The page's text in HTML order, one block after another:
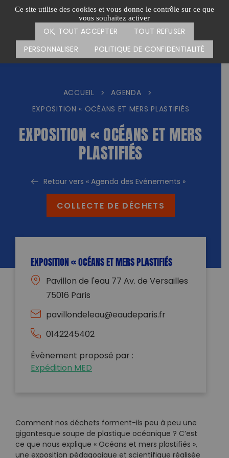
Ce site utilise des cookies et vous donne le contrôle sur ce que
vous souhaitez activer
OK, TOUT ACCEPTER
TOUT REFUSER
PERSONNALISER
POLITIQUE DE CONFIDENTIALITÉ
Passer
Menu
CARTE DES ACTIONS FAIRE UN DON
ACCUEIL > AGENDA
>
EXPOSITION « OCÉANS ET MERS PLASTIFIÉS
EXPOSITION « OCÉANS ET MERS
PLASTIFIÉS
Retour vers « Agenda des Evénements »
COLLECTE DE DÉCHETS
EXPOSITION « OCÉANS ET MERS PLASTIFIÉS
Pavillon de l'eau 77 Av. de Versailles
75016 Paris
pavillondeleau@eaudeparis.fr
0142245402
Évènement proposé par :
Expédition MED
Comment nos déchets forment-ils peu à peu une
gigantesque soupe de plastique océanique ? C’est
ce que nous explique « Océans et mers plastifiés »,